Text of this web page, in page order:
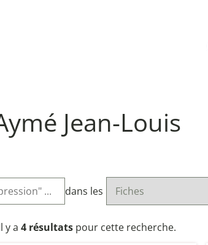
Jean-Louis
dans les
y a 4 résultats pour cette recherche.